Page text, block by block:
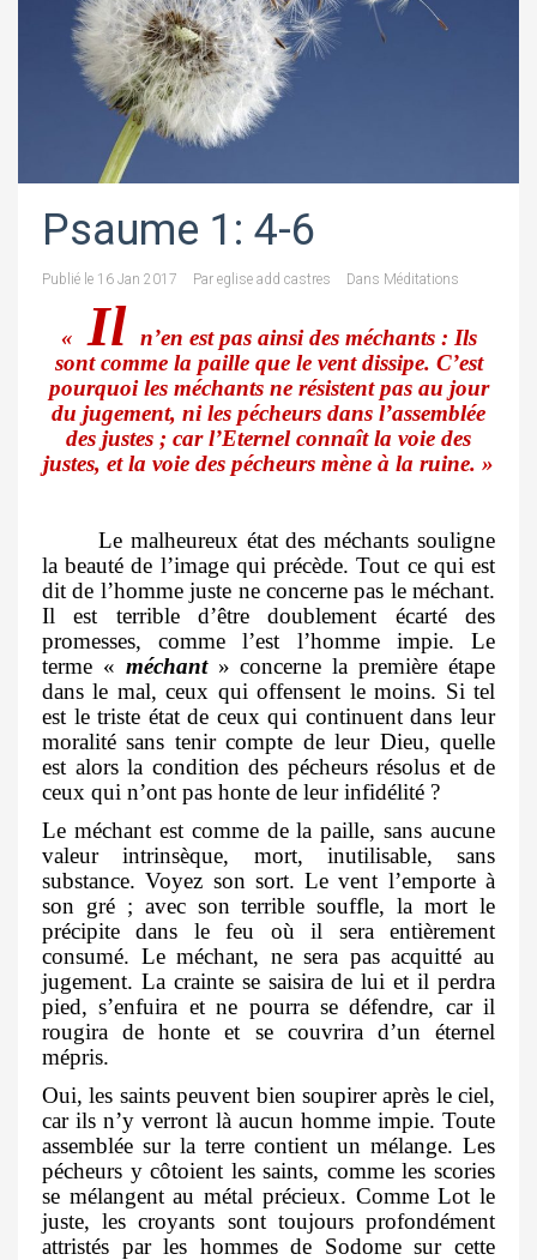
Psaume 1: 4-6
Publié le 16 Jan 2017 Par eglise add castres Dans Méditations
« Il n’en est pas ainsi des méchants : Ils
sont comme la paille que le vent dissipe. C’est
pourquoi les méchants ne résistent pas au jour
du jugement, ni les pécheurs dans l’assemblée
des justes ; car l’Eternel connaît la voie des
justes, et la voie des pécheurs mène à la ruine. »
Le malheureux état des méchants souligne
la beauté de l’image qui précède. Tout ce qui est
dit de l’homme juste ne concerne pas le méchant.
Il est terrible d’être doublement écarté des
promesses, comme l’est l’homme impie. Le
terme « méchant» concerne la première étape
dans le mal, ceux qui offensent le moins. Si tel
est le triste état de ceux qui continuent dans leur
moralité sans tenir compte de leur Dieu, quelle
est alors la condition des pécheurs résolus et de
ceux qui n’ont pas honte de leur infidélité ?
Le méchant est comme de la paille, sans aucune
valeur intrinsèque, mort, inutilisable, sans
substance. Voyez son sort. Le vent l’emporte à
son gré ; avec son terrible souffle, la mort le
précipite dans le feu où il sera entièrement
consumé. Le méchant, ne sera pas acquitté au
jugement. La crainte se saisira de lui et il perdra
pied, s’enfuira et ne pourra se défendre, car il
rougira de honte et se couvrira d’un éternel
mépris.
Oui, les saints peuvent bien soupirer après le ciel,
car ils n’y verront là aucun homme impie. Toute
assemblée sur la terre contient un mélange. Les
pécheurs y côtoient les saints, comme les scories
se mélangent au métal précieux. Comme Lot le
juste, les croyants sont toujours profondément
attristés par les hommes de Sodome sur cette